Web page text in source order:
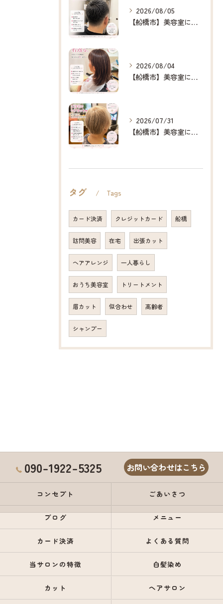
2026/08/05
【船橋市】美容室に行けない…をなくしたい✂️✨
2026/08/04
【船橋市】美容室に行けない…をなくしたい✂️✨
2026/07/31
【船橋市】美容室に行けない…をなくしたい✂️✨
タグ Tags
カード決済 クレジットカード 船橋
訪問美容 在宅 出張カット
ヘアアレンジ 一人暮らし
おうち美容室 トリートメント
眉カット 似合わせ 高齢者
シャンプー
090-1922-5325 お問い合わせはこちら
コンセプト ごあいさつ
ブログ メニュー
カード決済 よくある質問
当サロンの特徴 白髪染め
カット ヘアサロン